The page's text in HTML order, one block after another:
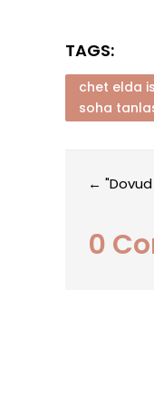
TAGS:
chet elda
soha
←
0